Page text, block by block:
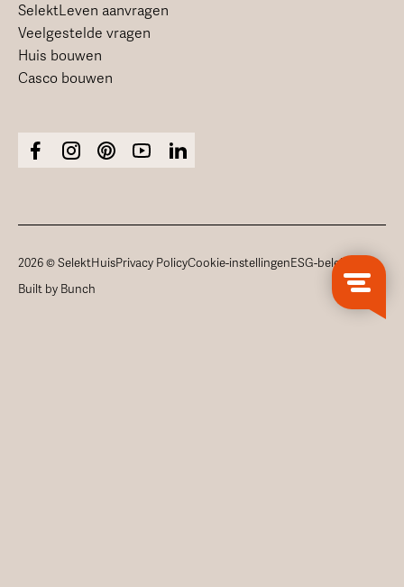
SelektLeven aanvragen
Veelgestelde vragen
Huis bouwen
Casco bouwen
2026 © SelektHuisPrivacy PolicyCookie-instellingenESG-beleid
Built by Bunch